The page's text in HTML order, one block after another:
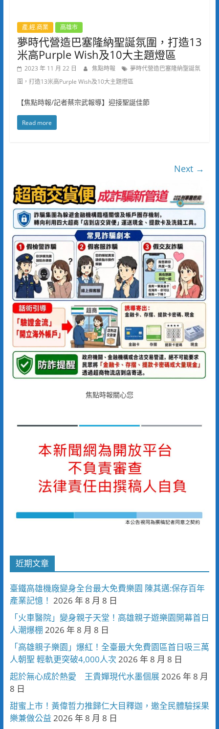
產.經.商業 高雄市
夢時代營造巴塞隆納聖誕氛圍，打造13
米高Purple Wish及10大主題燈區
2023 年 11 月 22 日 焦點時報
夢時代營造巴塞隆納聖誕氛
圍，打造13米高Purple Wish及10大主題燈區
【焦點時報/記者蔡宗武報導】迎接聖誕佳節
Read more
Next →
焦點時報關心您
近期文章
臺鐵高雄機廠變身全台最大免費樂園 陳其邁:保存百年
產業記憶！ 2026 年 8 月 8 日
「火車醫院」變身親子天堂！高雄親子遊樂園開幕首日
人潮爆棚 2026 年 8 月 8 日
「高雄親子樂園」爆紅！全臺最大免費園區首日吸三萬
人朝聖 輕軌更突破4,000人次 2026 年 8 月 8 日
起於無心成於熱愛 王貴嬋現代水墨個展2026 年 8 月
8 日
甜蜜上市！黃偉哲力推歸仁大目釋迦，邀全民體驗採果
樂兼做公益 2026 年 8 月 8 日